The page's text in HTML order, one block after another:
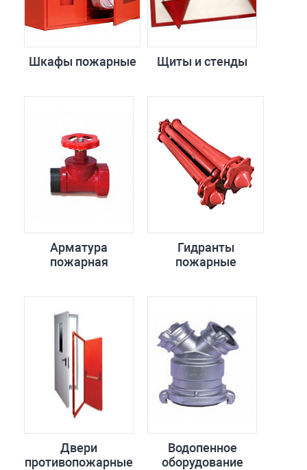
Шкафы пожарные Щиты и стенды
Арматура
пожарная
Гидранты
пожарные
Двери
противопожарные
Водопенное
оборудование